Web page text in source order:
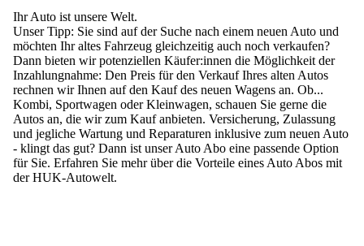
Ihr Auto ist unsere Welt.
Unser Tipp: Sie sind auf der Suche nach einem neuen Auto und
möchten Ihr altes Fahrzeug gleichzeitig auch noch verkaufen?
Dann bieten wir potenziellen Käufer:innen die Möglichkeit der
Inzahlungnahme: Den Preis für den Verkauf Ihres alten Autos
rechnen wir Ihnen auf den Kauf des neuen Wagens an. Ob...
Kombi, Sportwagen oderKleinwagen, schauen Sie gerne die
Autos an, die wir zum Kauf anbieten. Versicherung, Zulassung
und jegliche Wartung und Reparaturen inklusive zum neuen Auto
- klingt das gut? Dann ist unserAuto Abo eine passende Option
für Sie. Erfahren Sie mehr über die Vorteile eines Auto Abos mit
der HUK-Autowelt.